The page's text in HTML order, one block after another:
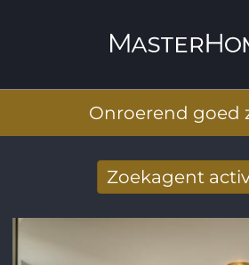
Onroerend goed
Zoekagent
ontvangen